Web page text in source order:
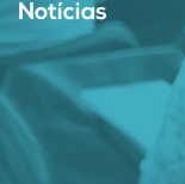
Notícias